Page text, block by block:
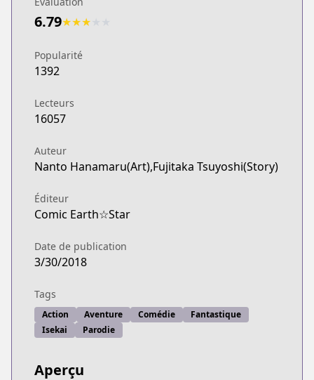
6.79★★★
Popularité
1392
Lecteurs
16057
Auteur
Nanto Hanamaru(Art),Fujitaka Tsuyoshi(Story)
Éditeur
Comic Earth☆Star
Date de publication
3/30/2018
Tags
Action Aventure Comédie
Fantastique
Isekai
Parodie
Aperçu